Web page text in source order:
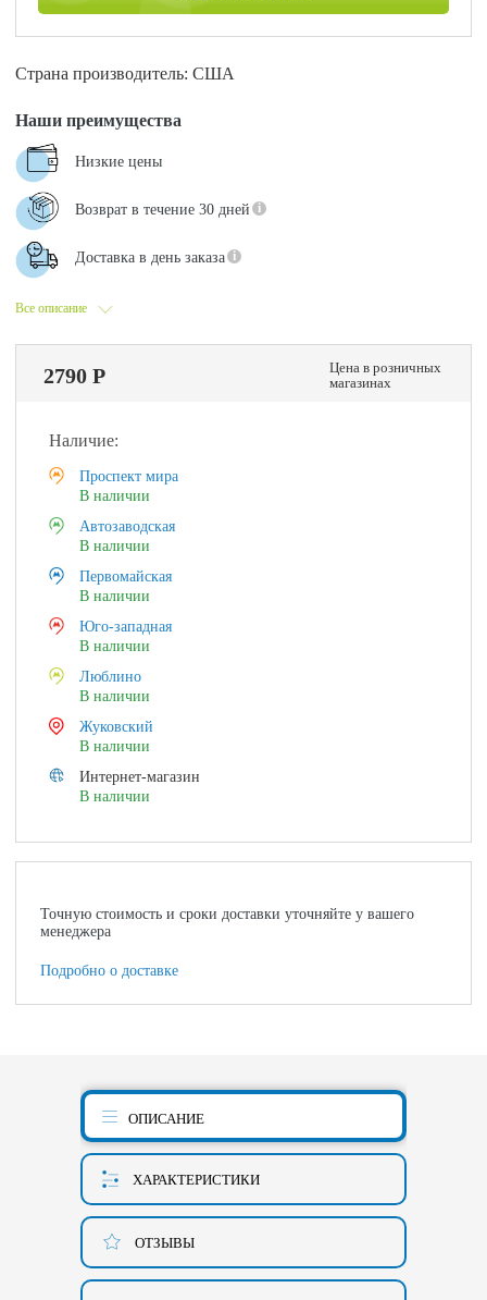
Страна производитель: США
Все описание
Наши преимущества
Низкие цены
Возврат в течение 30 дней
Доставка в день заказа
2790 Р
Цена в розничных
магазинах
Наличие:
Проспект мира
В наличии
Автозаводская
В наличии
Первомайская
В наличии
Юго-западная
В наличии
Люблино
В наличии
Жуковский
В наличии
Интернет-магазин
В наличии
Точную стоимость и сроки доставки уточняйте у вашего
менеджера
Подробно о доставке
ОПИСАНИЕ
ХАРАКТЕРИСТИКИ
ОТЗЫВЫ